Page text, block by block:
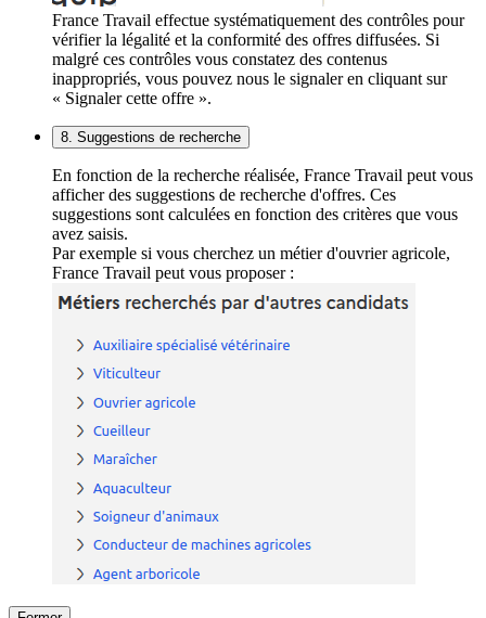
France Travail effectue systématiquement des contrôles pour
vérifier la légalité et la conformité des offres diffusées. Si
malgré ces contrôles vous constatez des contenus
inappropriés, vous pouvez nous le signaler en cliquant sur
« Signaler cette offre ».
8. Suggestions de recherche
En fonction de la recherche réalisée, France Travail peut vous
afficher des suggestions de recherche d'offres. Ces
suggestions sont calculées en fonction des critères que vous
avez saisis.
Par exemple si vous cherchez un métier d'ouvrier agricole,
France Travail peut vous proposer :